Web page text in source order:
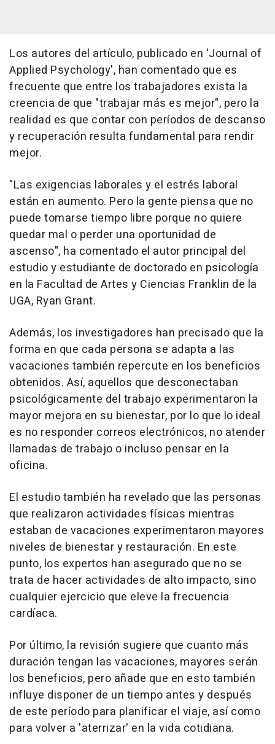
Los autores del artículo, publicado en 'Journal of
Applied Psychology', han comentado que es
frecuente que entre los trabajadores exista la
creencia de que "trabajar más es mejor", pero la
realidad es que contar con períodos de descanso
y recuperación resulta fundamental para rendir
mejor.
"Las exigencias laborales y el estrés laboral
están en aumento. Pero la gente piensa que no
puede tomarse tiempo libre porque no quiere
quedar mal o perder una oportunidad de
ascenso", ha comentado el autor principal del
estudio y estudiante de doctorado en psicología
en la Facultad de Artes y Ciencias Franklin de la
UGA, Ryan Grant.
Además, los investigadores han precisado que la
forma en que cada persona se adapta a las
vacaciones también repercute en los beneficios
obtenidos. Así, aquellos que desconectaban
psicológicamente del trabajo experimentaron la
mayor mejora en su bienestar, por lo que lo ideal
es no responder correos electrónicos, no atender
llamadas de trabajo o incluso pensar en la
oficina.
El estudio también ha revelado que las personas
que realizaron actividades físicas mientras
estaban de vacaciones experimentaron mayores
niveles de bienestar y restauración. En este
punto, los expertos han asegurado que no se
trata de hacer actividades de alto impacto, sino
cualquier ejercicio que eleve la frecuencia
cardíaca.
Por último, la revisión sugiere que cuanto más
duración tengan las vacaciones, mayores serán
los beneficios, pero añade que en esto también
influye disponer de un tiempo antes y después
de este período para planificar el viaje, así como
para volver a 'aterrizar' en la vida cotidiana.